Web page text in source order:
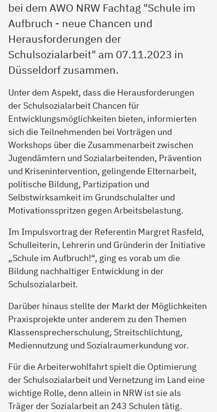
bei dem AWO NRW Fachtag "Schule im
Aufbruch - neue Chancen und
Herausforderungen der
Schulsozialarbeit" am 07.11.2023 in
Düsseldorf zusammen.
Unter dem Aspekt, dass die Herausforderungen
der Schulsozialarbeit Chancen für
Entwicklungsmöglichkeiten bieten, informierten
sich die Teilnehmenden bei Vorträgen und
Workshops über die Zusammenarbeit zwischen
Jugendämtern und Sozialarbeitenden, Prävention
und Krisenintervention, gelingende Elternarbeit,
politische Bildung, Partizipation und
Selbstwirksamkeit im Grundschulalter und
Motivationsspritzen gegen Arbeitsbelastung.
Im Impulsvortrag der Referentin Margret Rasfeld,
Schulleiterin, Lehrerin und Gründerin der Initiative
„Schule im Aufbruch!“, ging es vorab um die
Bildung nachhaltiger Entwicklung in der
Schulsozialarbeit.
Darüber hinaus stellte der Markt der Möglichkeiten
Praxisprojekte unter anderem zu den Themen
Klassensprecherschulung, Streitschlichtung,
Mediennutzung und Sozialraumerkundung vor.
Für die Arbeiterwohlfahrt spielt die Optimierung
der Schulsozialarbeit und Vernetzung im Land eine
wichtige Rolle, denn allein in NRW ist sie als
Träger der Sozialarbeit an 243 Schulen tätig.